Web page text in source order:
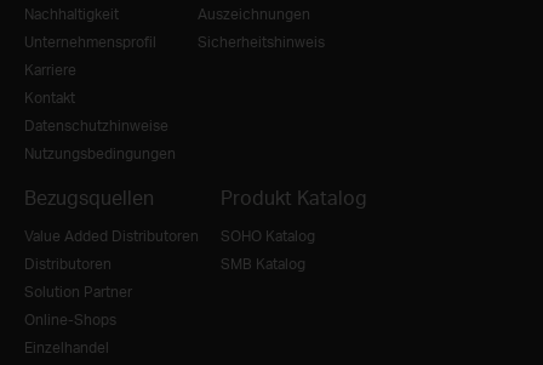
Nachhaltigkeit
Unternehmensprofil
Karriere
Kontakt
Datenschutzhinweise
Nutzungsbedingungen
Auszeichnungen
Sicherheitshinweis
Bezugsquellen
Value Added Distributoren
Distributoren
Solution Partner
Online-Shops
Einzelhandel
Produkt Katalog
SOHO Katalog
SMB Katalog